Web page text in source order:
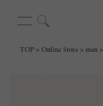
TOP Online Store men